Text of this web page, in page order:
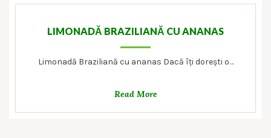
LIMONADĂ BRAZILIANĂ CU ANANAS
Limonadă Braziliană cu ananas Dacă îți dorești o…
Read More